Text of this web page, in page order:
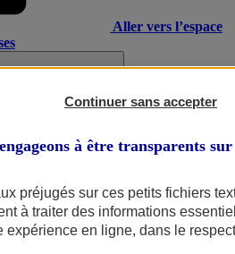
Aller vers l’espace
Continuer sans accepter
à être transparents
préjugés sur ces petits fichiers
à traiter des informations
expérience en ligne, dans le